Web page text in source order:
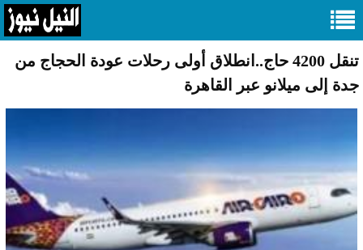
تنقل 4200 حاج..انطلاق أولى رحلات عودة الحجاج من
جدة إلى ميلانو عبر القاهرة